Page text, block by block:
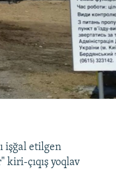
işğal etilgen
kiri-çıqış yoqlav